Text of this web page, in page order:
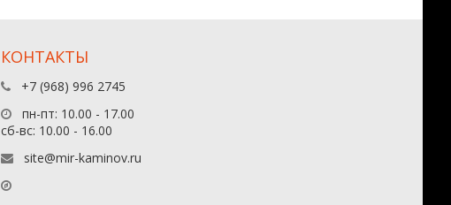
КОНТАКТЫ
+7 (968) 996 2745
пн-пт: 10.00 - 17.00
сб-вс: 10.00 - 16.00
site@mir-kaminov.ru